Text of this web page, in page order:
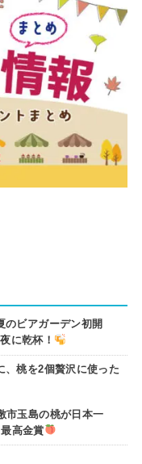
のビアガーデン初開
に乾杯！
、桃を2個贅沢に使った
市玉島の桃が日本一
高金賞